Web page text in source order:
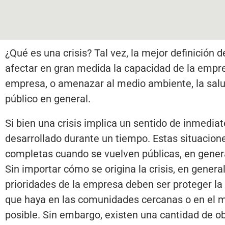
¿Qué es una crisis? Tal vez, la mejor definición
afectar en gran medida la capacidad de la
empresa, o amenazar al medio ambiente, la
público en general.
Si bien una crisis implica un sentido de
desarrollado durante un tiempo. Estas
completas cuando se vuelven públicas, en
Sin importar cómo se origina la crisis, en
prioridades de la empresa deben ser proteger
que haya en las comunidades cercanas o en
posible. Sin embargo, existen una cantidad de